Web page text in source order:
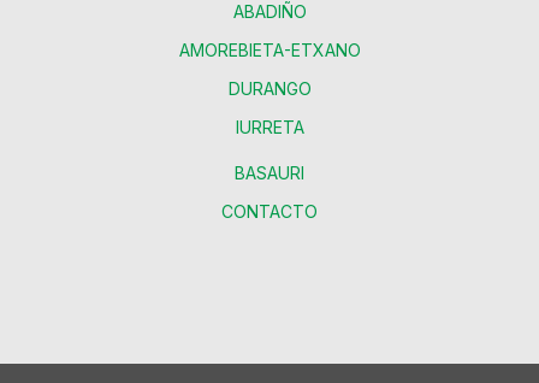
ABADIÑO
AMOREBIETA-ETXANO
DURANGO
IURRETA
BASAURI
CONTACTO